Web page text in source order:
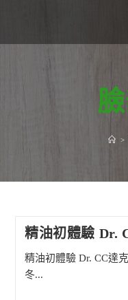
content
>
精油初體驗 Dr.
精油初體驗 Dr. CC達
冬...